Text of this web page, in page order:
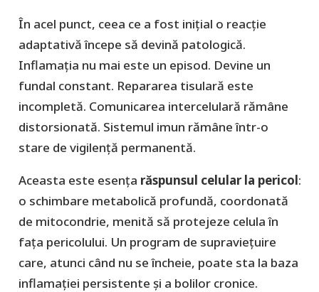
În acel punct, ceea ce a fost inițial o reacție
adaptativă începe să devină patologică.
Inflamația nu mai este un episod. Devine un
fundal constant. Repararea tisulară este
incompletă. Comunicarea intercelulară rămâne
distorsionată. Sistemul imun rămâne într-o
stare de vigilență permanentă.
Aceasta este esența răspunsul celular la pericol:
o schimbare metabolică profundă, coordonată
de mitocondrie, menită să protejeze celula în
fața pericolului. Un program de supraviețuire
care, atunci când nu se încheie, poate sta la baza
inflamației persistente și a bolilor cronice.